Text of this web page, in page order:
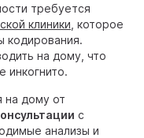
требуется
клиники , которое
кодирования.
на дому, что
инкогнито.
на дому от
с
анализы и